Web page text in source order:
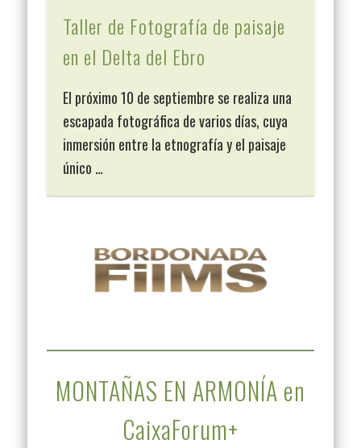
Taller de Fotografía de paisaje
en el Delta del Ebro
El próximo 10 de septiembre se realiza una
escapada fotográfica de varios días, cuya
inmersión entre la etnografía y el paisaje
único …
MONTAÑAS EN ARMONÍA en
CaixaForum+